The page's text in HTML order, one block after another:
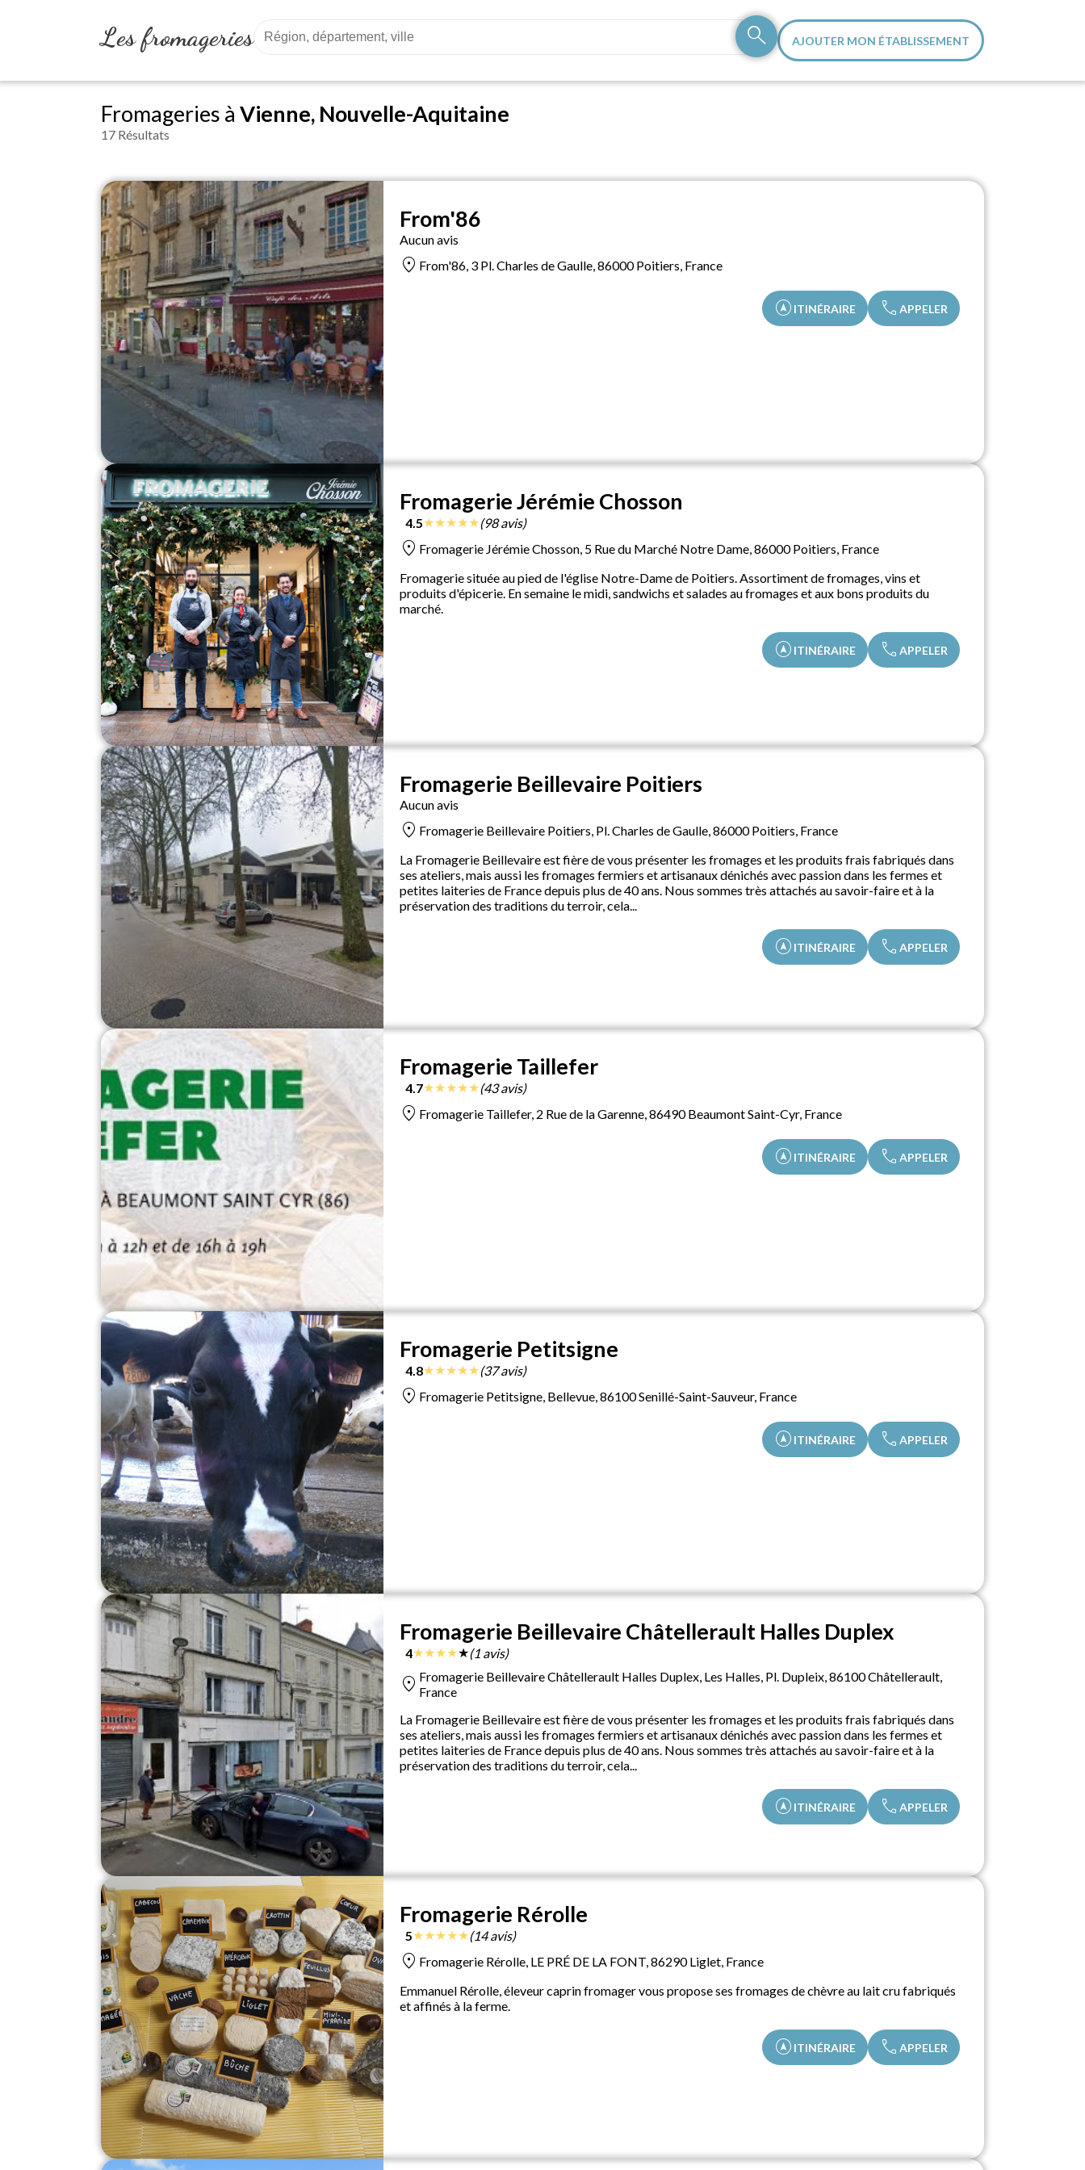
Les fromageries search AJOUTER MON ÉTABLISSEMENT
Fromageries à Vienne, Nouvelle-Aquitaine
17 Résultats
From'86
Aucun avis
location_on From'86, 3 Pl. Charles de Gaulle, 86000 Poitiers, France
assistant_navigation ITINÉRAIRE call APPELER
Fromagerie Jérémie Chosson
4.5★★★★★(98 avis)
location_on Fromagerie Jérémie Chosson, 5 Rue du Marché Notre Dame, 86000 Poitiers, France
Fromagerie située au pied de l'église Notre-Dame de Poitiers. Assortiment de fromages, vins et
produits d'épicerie. En semaine le midi, sandwichs et salades au fromages et aux bons produits du
marché.
assistant_navigation ITINÉRAIRE call APPELER
Fromagerie Beillevaire Poitiers
Aucun avis
location_on Fromagerie Beillevaire Poitiers, Pl. Charles de Gaulle, 86000 Poitiers, France
La Fromagerie Beillevaire est fière de vous présenter les fromages et les produits frais fabriqués dans
ses ateliers, mais aussi les fromages fermiers et artisanaux dénichés avec passion dans les fermes et
petites laiteries de France depuis plus de 40 ans. Nous sommes très attachés au savoir-faire et à la
préservation des traditions du terroir, cela...
assistant_navigation ITINÉRAIRE call APPELER
Fromagerie Taillefer
4.7★★★★★(43 avis)
location_on Fromagerie Taillefer, 2 Rue de la Garenne, 86490 Beaumont Saint-Cyr, France
assistant_navigation ITINÉRAIRE call APPELER
Fromagerie Petitsigne
4.8★★★★★(37 avis)
location_on Fromagerie Petitsigne, Bellevue, 86100 Senillé-Saint-Sauveur, France
assistant_navigation ITINÉRAIRE call APPELER
Fromagerie Beillevaire Châtellerault Halles Duplex
4★★★★★(1 avis)
location_on Fromagerie Beillevaire Châtellerault Halles Duplex, Les Halles, Pl. Dupleix, 86100 Châtellerault,
France
La Fromagerie Beillevaire est fière de vous présenter les fromages et les produits frais fabriqués dans
ses ateliers, mais aussi les fromages fermiers et artisanaux dénichés avec passion dans les fermes et
petites laiteries de France depuis plus de 40 ans. Nous sommes très attachés au savoir-faire et à la
préservation des traditions du terroir, cela...
assistant_navigation ITINÉRAIRE call APPELER
Fromagerie Rérolle
5★★★★★(14 avis)
location_on Fromagerie Rérolle, LE PRÉ DE LA FONT, 86290 Liglet, France
Emmanuel Rérolle, éleveur caprin fromager vous propose ses fromages de chèvre au lait cru fabriqués
et affinés à la ferme.
assistant_navigation ITINÉRAIRE call APPELER